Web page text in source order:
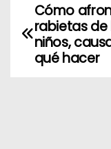
N
a
Cómo
rabietas de
niños,
qué hacer